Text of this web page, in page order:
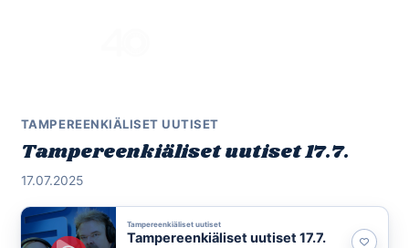
TAMPEREENKIÄLISET UUTISET
Tampereenkiäliset uutiset 17.7.
17.07.2025
Tampereenkiäliset uutiset
Tampereenkiäliset uutiset 17.7.